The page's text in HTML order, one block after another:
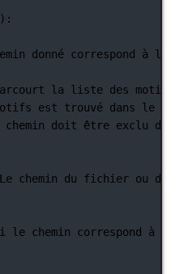
donné correspond à
la liste des motifs
est trouvé dans le
doit être exclu du
chemin du fichier ou du
le chemin correspond à